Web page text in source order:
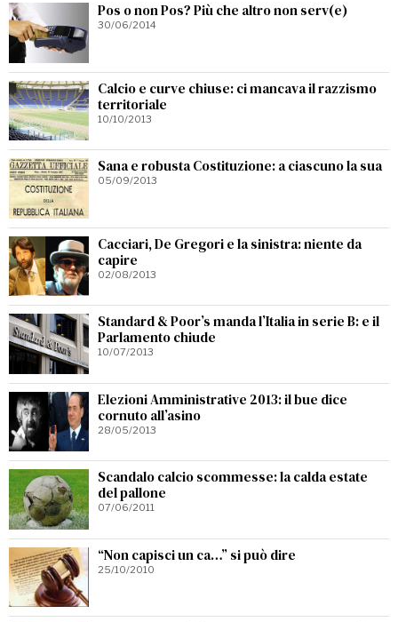
Pos o non Pos? Più che altro non serv(e)
30/06/2014
Calcio e curve chiuse: ci mancava il razzismo
territoriale
10/10/2013
Sana e robusta Costituzione: a ciascuno la sua
05/09/2013
Cacciari, De Gregori e la sinistra: niente da
capire
02/08/2013
Standard & Poor’s manda l’Italia in serie B: e il
Parlamento chiude
10/07/2013
Elezioni Amministrative 2013: il bue dice
cornuto all’asino
28/05/2013
Scandalo calcio scommesse: la calda estate
del pallone
07/06/2011
“Non capisci un ca…” si può dire
25/10/2010